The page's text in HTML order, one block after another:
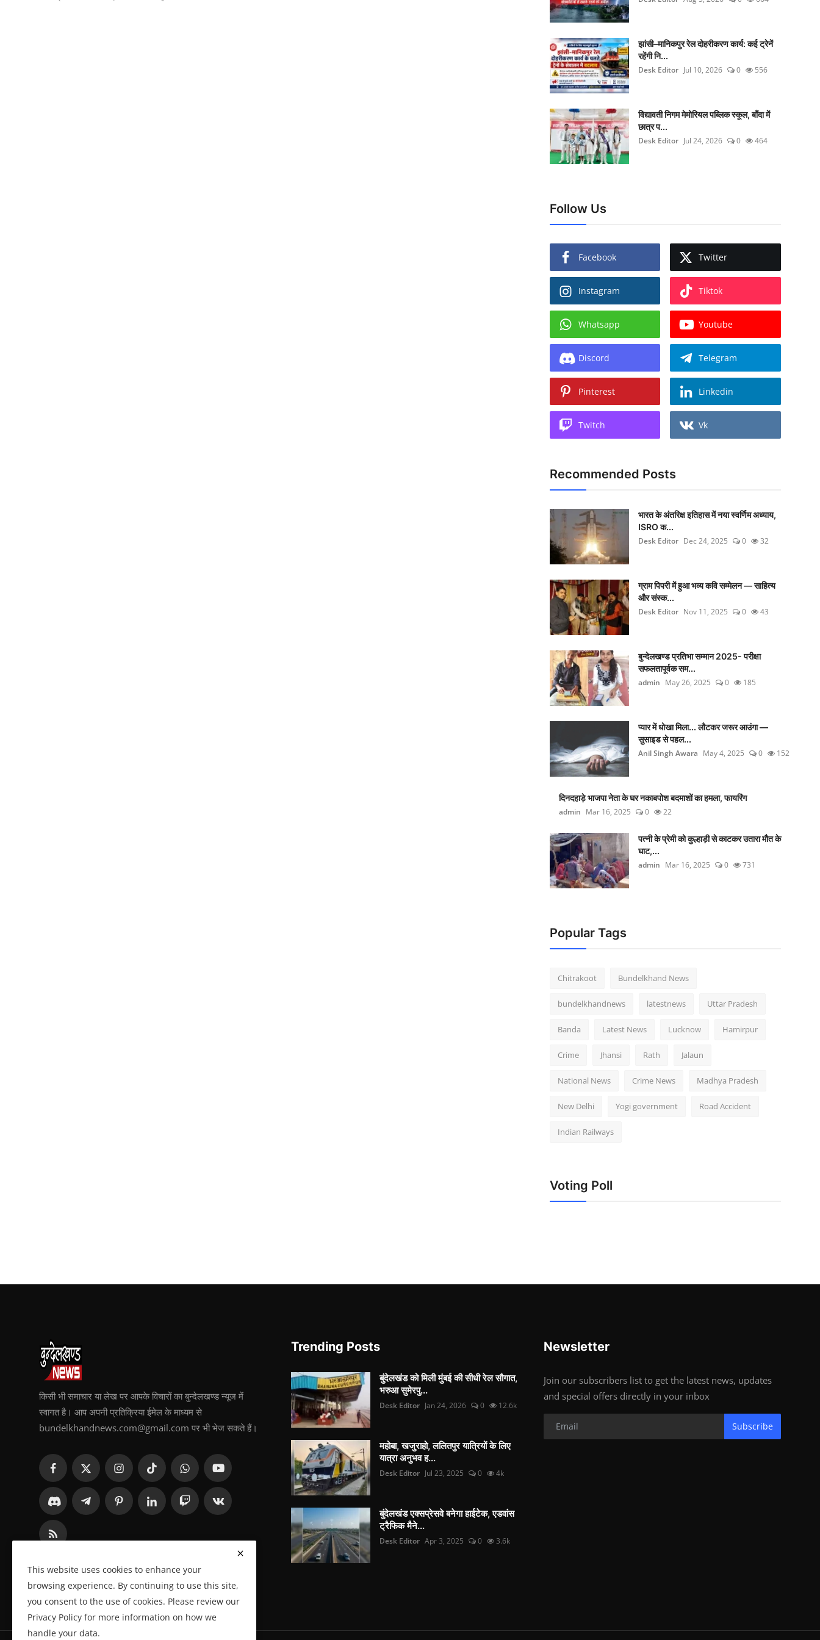
झांसी–मानिकपुर रेल दोहरीकरण कार्य: कई ट्रेनें
रहेंगी नि...
Desk Editor Jul 10, 2026 0 556
विद्यावती निगम मेमोरियल पब्लिक स्कूल, बाँदा में
छात्र प...
Desk Editor Jul 24, 2026 0 464
Follow Us
Facebook Twitter
Instagram Tiktok
Whatsapp Youtube
Discord Telegram
Pinterest Linkedin
Twitch Vk
Recommended Posts
भारत के अंतरिक्ष इतिहास में नया स्वर्णिम अध्याय,
ISRO क...
Desk Editor Dec 24, 2025 0 32
ग्राम पिपरी में हुआ भव्य कवि सम्मेलन — साहित्य
और संस्क...
Desk Editor Nov 11, 2025 0 43
बुन्देलखण्ड प्रतिभा सम्मान 2025- परीक्षा
सफलतापूर्वक सम...
admin May 26, 2025 0 185
प्यार में धोखा मिला... लौटकर जरूर आउंगा —
सुसाइड से पहल...
Anil Singh Awara May 4, 2025 0 152
दिनदहाड़े भाजपा नेता के घर नकाबपोश बदमाशों का हमला, फायरिंग
admin Mar 16, 2025 0 22
पत्नी के प्रेमी को कुल्हाड़ी से काटकर उतारा मौत के
घाट,...
admin Mar 16, 2025 0 731
Popular Tags
Chitrakoot Bundelkhand News
bundelkhandnews latestnews Uttar Pradesh
Banda Latest News Lucknow Hamirpur
Crime Jhansi Rath Jalaun
National News Crime News Madhya Pradesh
New Delhi Yogi government Road Accident
Indian Railways
Voting Poll
किसी भी समाचार या लेख पर आपके विचारों का बुन्देलखण्ड न्यूज में
स्वागत है। आप अपनी प्रतिक्रिया ईमेल के माध्यम से
bundelkhandnews.com@gmail.com पर भी भेज सकते हैं।
Trending Posts
बुंदेलखंड को मिली मुंबई की सीधी रेल सौगात,
भरुआ सुमेरपु...
Desk Editor Jan 24, 2026 0 12.6k
महोबा, खजुराहो, ललितपुर यात्रियों के लिए
यात्रा अनुभव ह...
Desk Editor Jul 23, 2025 0 4k
बुंदेलखंड एक्सप्रेसवे बनेगा हाईटेक, एडवांस
ट्रैफिक मैने...
Desk Editor Apr 3, 2025 0 3.6k
Newsletter
Join our subscribers list to get the latest news, updates
and special offers directly in your inbox
Subscribe
This website uses cookies to enhance your
browsing experience. By continuing to use this site,
you consent to the use of cookies. Please review our
Privacy Policy for more information on how we
handle your data.